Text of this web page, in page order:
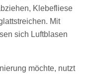
Klebefliese
Mit
sich Luftblasen
möchte, nutzt